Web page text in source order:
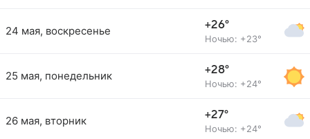
24 мая, воскресенье +26°
Ночью: +23°
25 мая, понедельник +28°
Ночью: +24°
26 мая, вторник +27°
Ночью: +24°